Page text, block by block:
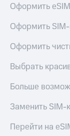
Оформить eSIM
Оформить SIM-
Оформить
Выбрать
Больше
Заменить SIM-
Перейти на